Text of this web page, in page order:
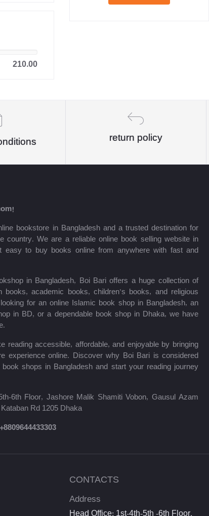
পরিষদ
210.00
return policy
bookstore in Bangladesh and a trusted destination for
country. We are a reliable online book selling website in
easy to buy books online from anywhere with fast and
in Bangladesh, Boi Bari offers a huge collection of
books, academic books, children’s books, and religious
for an online Islamic book shop in Bangladesh, an
in BD, or a dependable book shop in Dhaka, we have
reading accessible, affordable, and enjoyable by bringing
experience online. Discover why Boi Bari is considered
shops in Bangladesh and start your reading journey
6th Floor, Jashore Malik Shamiti Vobon, Gausul Azam
Rd 1205 Dhaka
+8809644433303
CONTACTS
Address
Head Office: 1st-4th-5th -6th Floor,